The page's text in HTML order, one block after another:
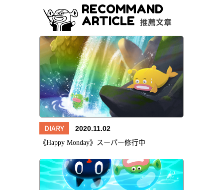
RECOMMAND
ARTICLE 推薦文章
DIARY 2020.11.02
《Happy Monday》スーパー修行中